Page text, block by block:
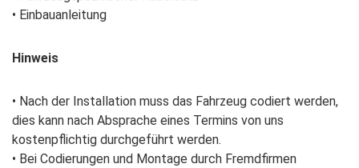
• Einbauanleitung
Hinweis
• Nach der Installation muss das Fahrzeug codiert werden,
dies kann nach Absprache eines Termins von uns
kostenpflichtig durchgeführt werden.
• Bei Codierungen und Montage durch Fremdfirmen